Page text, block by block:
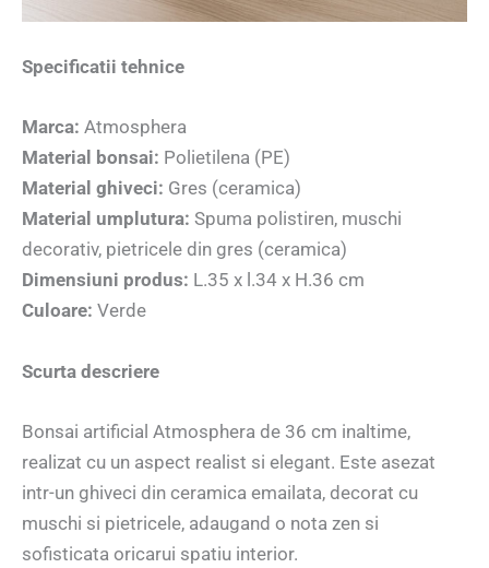
Specificatii tehnice
Marca: Atmosphera
Material bonsai: Polietilena (PE)
Material ghiveci: Gres (ceramica)
Material umplutura: Spuma polistiren, muschi
decorativ, pietricele din gres (ceramica)
Dimensiuni produs: L.35 x l.34 x H.36 cm
Culoare: Verde
Scurta descriere
Bonsai artificial Atmosphera de 36 cm inaltime,
realizat cu un aspect realist si elegant. Este asezat
intr-un ghiveci din ceramica emailata, decorat cu
muschi si pietricele, adaugand o nota zen si
sofisticata oricarui spatiu interior.